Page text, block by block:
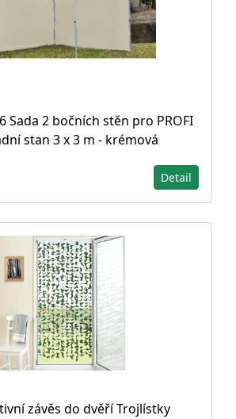
Sada 2 bočních stěn pro PROFI
stan 3 x 3 m - krémová
Detail
závěs do dvěří Trojlístky